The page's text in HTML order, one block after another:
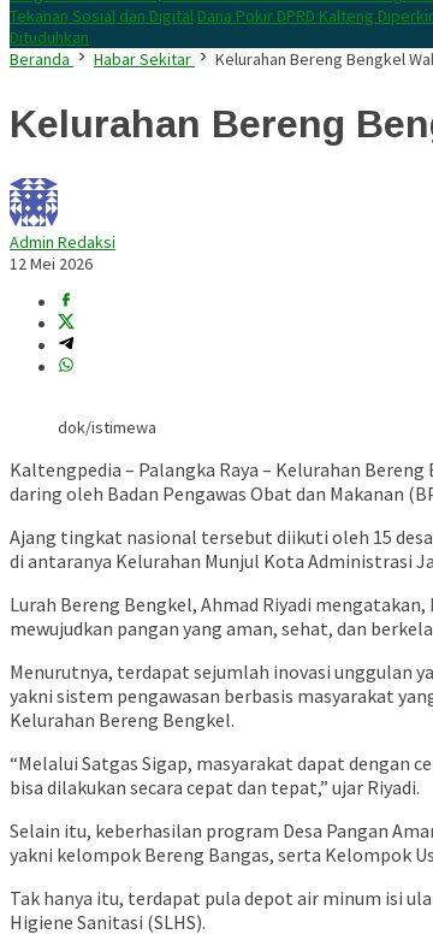
Tekanan Sosial dan Digital Dana Pokir DPRD Kalteng
Dituduhkan
Beranda
Habar Sekitar Kelurahan Bereng Bengkel
Kelurahan Bereng
Admin Redaksi
12 Mei 2026
dok/istimewa
Kaltengpedia – Palangka Raya – Kelurahan
daring oleh Badan Pengawas Obat dan Makanan
Ajang tingkat nasional tersebut diikuti oleh 15
di antaranya Kelurahan Munjul Kota Administrasi
Lurah Bereng Bengkel, Ahmad Riyadi
mewujudkan pangan yang aman, sehat, dan
Menurutnya, terdapat sejumlah inovasi unggulan
yakni sistem pengawasan berbasis masyarakat
Kelurahan Bereng Bengkel.
“Melalui Satgas Sigap, masyarakat dapat dengan
bisa dilakukan secara cepat dan tepat,” ujar Riyadi.
Selain itu, keberhasilan program Desa Pangan
yakni kelompok Bereng Bangas, serta Kelompok
Tak hanya itu, terdapat pula depot air minum isi
Higiene Sanitasi (SLHS).